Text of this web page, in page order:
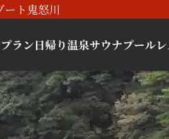
ト鬼怒川
ラン日帰り温泉サウナプール